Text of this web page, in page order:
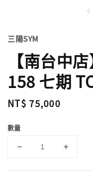
三陽SYM
【南台中
158 七期
Regular
NT$ 75,000
數量